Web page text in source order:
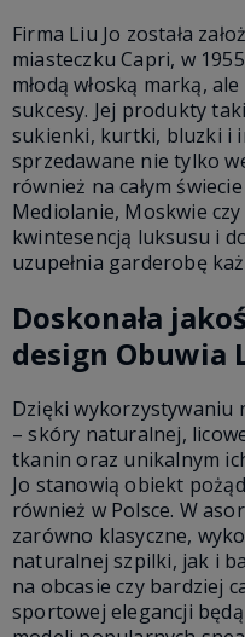
Firma Liu Jo została
miasteczku Capri, w
młodą włoską marką,
sukcesy. Jej produkty
sukienki, kurtki, bluzki i
sprzedawane nie tylko
również na całym
Mediolanie, Moskwie
kwintesencją luksusu i
uzupełnia garderobę
Doskonała
design Obuwia
Dzięki wykorzystywaniu
– skóry naturalnej,
tkanin oraz unikalnym
Jo stanowią obiekt
również w Polsce. W
zarówno klasyczne,
naturalnej szpilki, jak i
na obcasie czy bardziej
sportowej elegancji